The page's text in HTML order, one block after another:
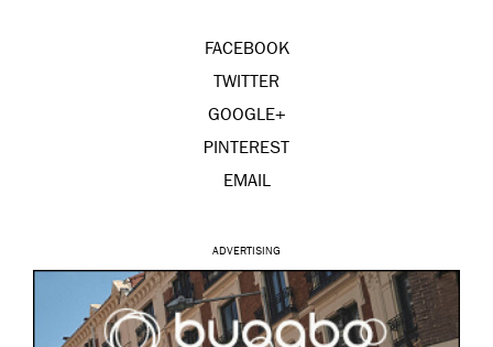
FACEBOOK
TWITTER
GOOGLE+
PINTEREST
EMAIL
ADVERTISING